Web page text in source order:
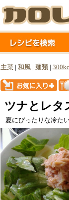
主菜 和風 麺類
ツナとレタ
夏にぴったりな冷た